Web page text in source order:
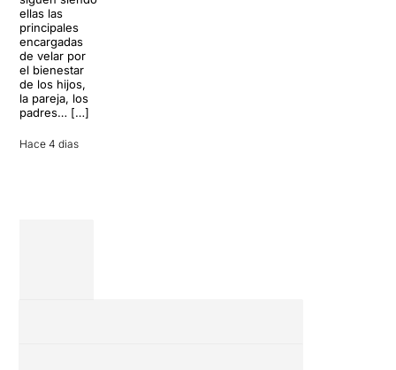
ellas las
principales
encargadas
de velar por
el bienestar
de los hijos,
la pareja, los
padres… […]
Hace 4 dias